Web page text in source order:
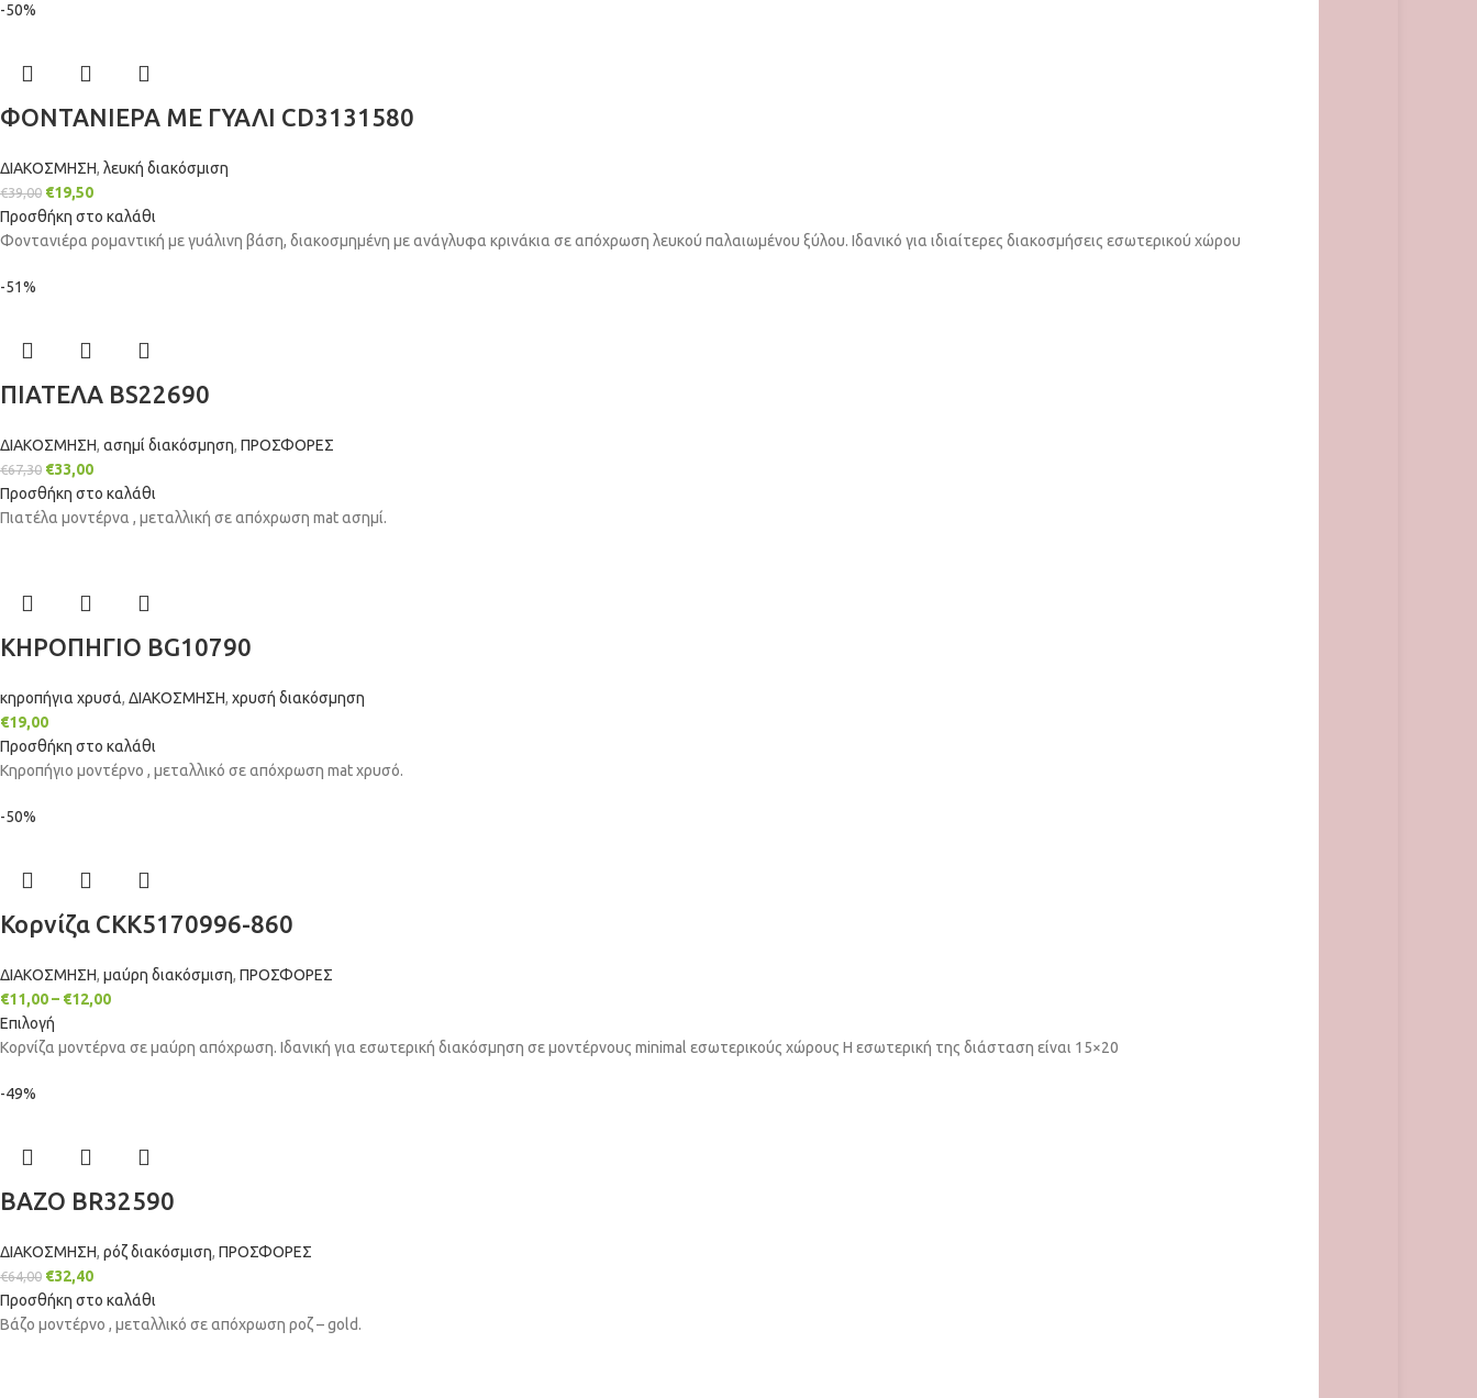
-50%
ΦΟΝΤΑΝΙΕΡΑ ΜΕ ΓΥΑΛΙ CD3131580
ΔΙΑΚΟΣΜΗΣΗ, λευκή διακόσμιση
€39,00 €19,50
Προσθήκη στο καλάθι
Φοντανιέρα ρομαντική με γυάλινη βάση, διακοσμημένη με ανάγλυφα κρινάκια σε απόχρωση λευκού παλαιωμένου ξύλου. Ιδανικό για ιδιαίτερες διακοσμήσεις εσωτερικού χώρου
-51%
ΠΙΑΤΕΛΑ BS22690
ΔΙΑΚΟΣΜΗΣΗ, ασημί διακόσμηση, ΠΡΟΣΦΟΡΕΣ
€67,30 €33,00
Προσθήκη στο καλάθι
Πιατέλα μοντέρνα , μεταλλική σε απόχρωση mat ασημί.
ΚΗΡΟΠΗΓΙΟ BG10790
κηροπήγια χρυσά, ΔΙΑΚΟΣΜΗΣΗ, χρυσή διακόσμηση
€19,00
Προσθήκη στο καλάθι
Κηροπήγιο μοντέρνο , μεταλλικό σε απόχρωση mat χρυσό.
-50%
Κορνίζα CKK5170996-860
ΔΙΑΚΟΣΜΗΣΗ, μαύρη διακόσμιση, ΠΡΟΣΦΟΡΕΣ
€11,00– €12,00
Επιλογή
Κορνίζα μοντέρνα σε μαύρη απόχρωση. Ιδανική για εσωτερική διακόσμηση σε μοντέρνους minimal εσωτερικούς χώρους Η εσωτερική της διάσταση είναι 15×20
-49%
ΒΑΖΟ BR32590
ΔΙΑΚΟΣΜΗΣΗ, ρόζ διακόσμιση, ΠΡΟΣΦΟΡΕΣ
€64,00 €32,40
Προσθήκη στο καλάθι
Βάζο μοντέρνο , μεταλλικό σε απόχρωση ροζ – gold.